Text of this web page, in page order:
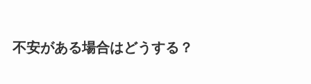
不安がある場合はどうする？